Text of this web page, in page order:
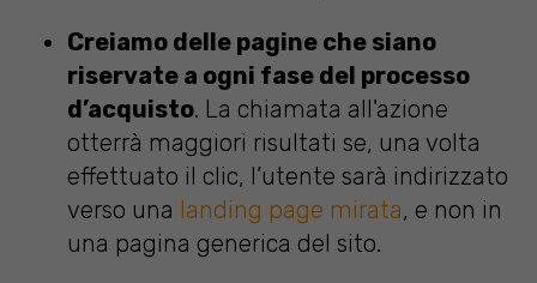
Creiamo delle pagine che siano
riservate a ogni fase del processo
d’acquisto. La chiamata all'azione
otterrà maggiori risultati se, una volta
effettuato il clic, l’utente sarà indirizzato
verso una landing page mirata, e non in
una pagina generica del sito.